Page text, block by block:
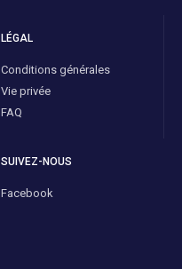
LÉGAL
Conditions générales
Vie privée
FAQ
SUIVEZ-NOUS
Facebook